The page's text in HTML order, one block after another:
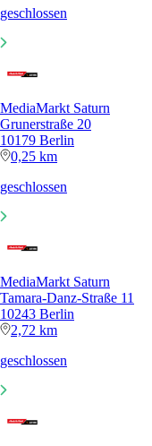
geschlossen
MediaMarkt Saturn
Grunerstraße 20
10179 Berlin
0,25 km
geschlossen
MediaMarkt Saturn
Tamara-Danz-Straße 11
10243 Berlin
2,72 km
geschlossen